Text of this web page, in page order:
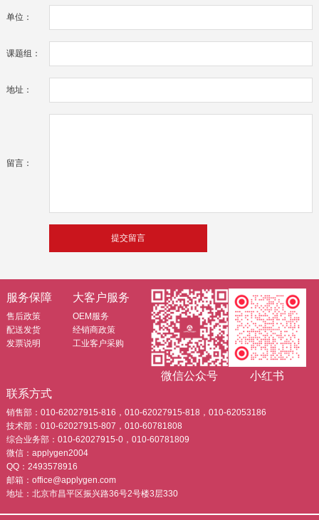
单位：
课题组：
地址：
留言：
服务保障
售后政策
配送发货
发票说明
大客户服务
OEM服务
经销商政策
工业客户采购
微信公众号
小红书
联系方式
销售部：010-62027915-816，010-62027915-818，010-62053186
技术部：010-62027915-807，010-60781808
综合业务部：010-62027915-0，010-60781809
微信：applygen2004
QQ：2493578916
邮箱：office@applygen.com
地址：北京市昌平区振兴路36号2号楼3层330